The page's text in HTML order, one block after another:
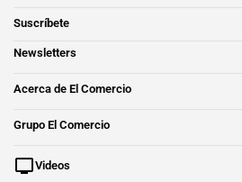
Suscríbete
Newsletters
Acerca de El Comercio
Grupo El Comercio
Videos